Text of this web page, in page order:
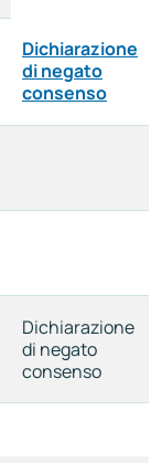
Dichiarazione
di negato
consenso
Dichiarazione
di negato
consenso